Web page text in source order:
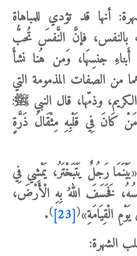
أنها قد تؤدي للمباهاة
بالنفس، فإنَّ النَّفسَ تُحبُّ
أَبناءِ جنسِهَا، وَمن هُنا نشأَ
من الصفات المذمومة التي
وذمّها، قال النبي ﷺ:
كَانَ فِي قَلْبِهِ مِثْقَالُ ذَرَّةٍ
«بَيْنَمَا رَجُلٌ يَتَبَخْتَرُ، يَمْشِي فِي
فَخَسَفَ اللهُ بِهِ الْأَرْضَ،
الْقِيَامَةِ»(
[23]
)
.
الشهرة: